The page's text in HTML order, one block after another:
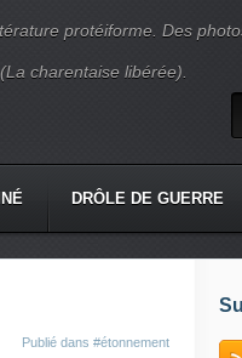
protéiforme. Des
charentaise libérée).
DRÔLE DE GUERRE
Publié dans #étonnement